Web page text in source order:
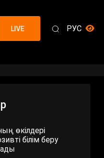
LIVE РУС
өкілдері
білім беру